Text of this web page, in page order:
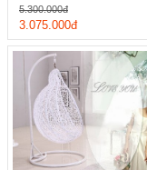
3.075.000đ
5.300.000đ